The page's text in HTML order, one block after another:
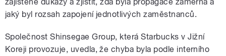
jaký byl rozsah zapojení jednotlivých zaměstnanců.
Společnost Shinsegae Group, která Starbucks v Jižní
Koreji provozuje, uvedla, že chyba byla podle interního